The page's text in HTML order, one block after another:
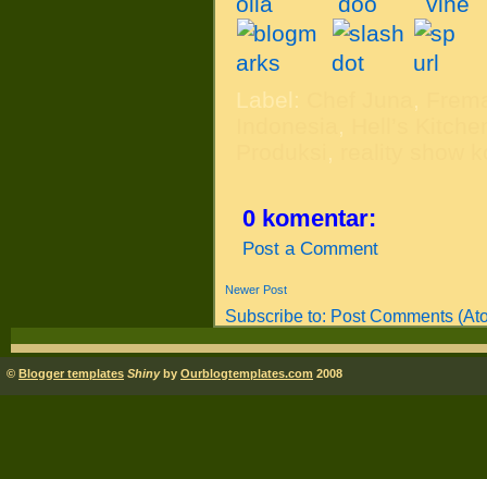
Label:
0 komentar:
Post a Comment
Newer Post
Subscribe to: Post Comments
© Blogger templates Shinyby Ourblogtemplates.com 2008